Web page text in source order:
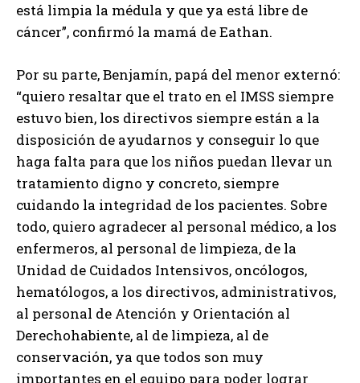
está limpia la médula y que ya está libre de
cáncer”, confirmó la mamá de Eathan.
Por su parte, Benjamín, papá del menor externó:
“quiero resaltar que el trato en el IMSS siempre
estuvo bien, los directivos siempre están a la
disposición de ayudarnos y conseguir lo que
haga falta para que los niños puedan llevar un
tratamiento digno y concreto, siempre
cuidando la integridad de los pacientes. Sobre
todo, quiero agradecer al personal médico, a los
enfermeros, al personal de limpieza, de la
Unidad de Cuidados Intensivos, oncólogos,
hematólogos, a los directivos, administrativos,
al personal de Atención y Orientación al
Derechohabiente, al de limpieza, al de
conservación, ya que todos son muy
importantes en el equipo para poder lograr